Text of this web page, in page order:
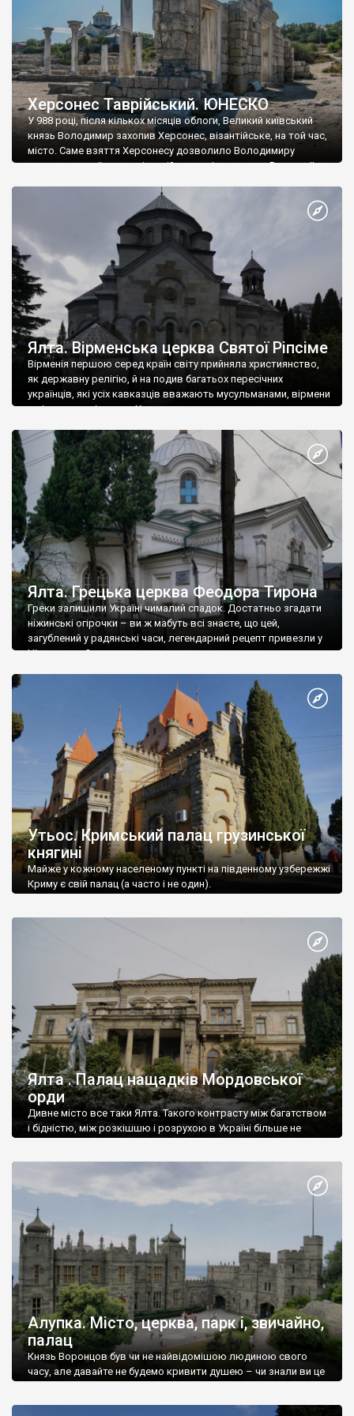
Херсонес Таврійський. ЮНЕСКО
У 988 році, після кількох місяців облоги, Великий київський
князь Володимир захопив Херсонес, візантійське, на той час,
місто. Саме взяття Херсонесу дозволило Володимиру
диктувати свої умови візантійському імператору Василю ІІ, та
Херсонесі Володимир-язичник, став Василем-християнином.
А потім було Хрещення Русі. На честь Херсонесу Таврійського
Ялта. Вірменська церква Святої Ріпсіме
Вірменія першою серед країн світу прийняла християнство,
як державну релігію, й на подив багатьох пересічних
українців, які усіх кавказців вважають мусульманами, вірмени
є відданими вірянами Христа
Ялта. Грецька церква Феодора Тирона
Греки залишили Україні чималий спадок. Достатньо згадати
ніжинські огірочки – ви ж мабуть всі знаєте, що цей,
загублений у радянські часи, легендарний рецепт привезли у
Ніжин греки?
Утьос. Кримський палац грузинської
княгині
Майже у кожному населеному пункті на південному узбережжі
Криму є свій палац (а часто і не один).
Ялта . Палац нащадків Мордовської
орди
Дивне місто все таки Ялта. Такого контрасту між багатством
і бідністю, між розкішшю і розрухою в Україні більше не
Алупка. Місто, церква, парк і, звичайно,
палац
Князь Воронцов був чи не найвідомішою людиною свого
часу, але давайте не будемо кривити душею – чи знали ви це